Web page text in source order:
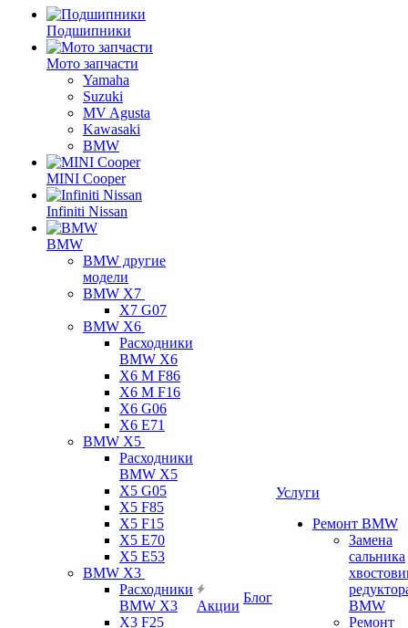
Подшипники
Мото запчасти
Yamaha
Suzuki
MV Agusta
Kawasaki
BMW
MINI Cooper
Infiniti Nissan
BMW
BMW другие
модели
BMW X7
X7 G07
BMW X6
Расходники
BMW X6
X6 M F86
X6 M F16
X6 G06
X6 E71
BMW X5
Расходники
BMW X5
X5 G05
X5 F85
X5 F15
X5 E70
X5 E53
BMW X3
Расходники
BMW X3
X3 F25
Акции
Блог
Услуги
Ремонт BMW
Замена
сальника
BMW
Ремонт